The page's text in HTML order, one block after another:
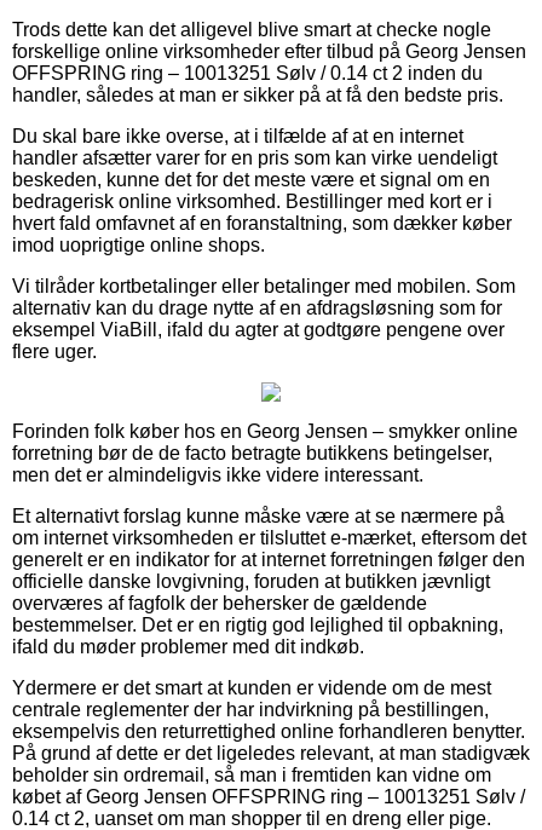
Trods dette kan det alligevel blive smart at checke nogle
forskellige online virksomheder efter tilbud på Georg Jensen
OFFSPRING ring – 10013251 Sølv / 0.14 ct 2 inden du
handler, således at man er sikker på at få den bedste pris.
Du skal bare ikke overse, at i tilfælde af at en internet
handler afsætter varer for en pris som kan virke uendeligt
beskeden, kunne det for det meste være et signal om en
bedragerisk online virksomhed. Bestillinger med kort er i
hvert fald omfavnet af en foranstaltning, som dækker køber
imod uoprigtige online shops.
Vi tilråder kortbetalinger eller betalinger med mobilen. Som
alternativ kan du drage nytte af en afdragsløsning som for
eksempel ViaBill, ifald du agter at godtgøre pengene over
flere uger.
Forinden folk køber hos en Georg Jensen – smykker online
forretning bør de de facto betragte butikkens betingelser,
men det er almindeligvis ikke videre interessant.
Et alternativt forslag kunne måske være at se nærmere på
om internet virksomheden er tilsluttet e-mærket, eftersom det
generelt er en indikator for at internet forretningen følger den
officielle danske lovgivning, foruden at butikken jævnligt
overværes af fagfolk der behersker de gældende
bestemmelser. Det er en rigtig god lejlighed til opbakning,
ifald du møder problemer med dit indkøb.
Ydermere er det smart at kunden er vidende om de mest
centrale reglementer der har indvirkning på bestillingen,
eksempelvis den returrettighed online forhandleren benytter.
På grund af dette er det ligeledes relevant, at man stadigvæk
beholder sin ordremail, så man i fremtiden kan vidne om
købet af Georg Jensen OFFSPRING ring – 10013251 Sølv /
0.14 ct 2, uanset om man shopper til en dreng eller pige.